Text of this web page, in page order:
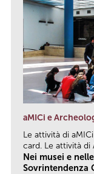
aMICi e
Le attività di
card. Le attività di
Nei musei e
Sovrintendenza